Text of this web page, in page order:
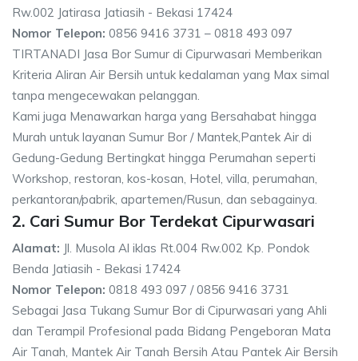
Rw.002 Jatirasa Jatiasih - Bekasi 17424
Nomor Telepon: 0856 9416 3731 – 0818 493 097
TIRTANADI Jasa Bor Sumur di Cipurwasari Memberikan
Kriteria Aliran Air Bersih untuk kedalaman yang Max simal
tanpa mengecewakan pelanggan.
Kami juga Menawarkan harga yang Bersahabat hingga
Murah untuk layanan Sumur Bor / Mantek,Pantek Air di
Gedung-Gedung Bertingkat hingga Perumahan seperti
Workshop, restoran, kos-kosan, Hotel, villa, perumahan,
perkantoran/pabrik, apartemen/Rusun, dan sebagainya.
2. Cari Sumur Bor Terdekat Cipurwasari
Alamat: Jl. Musola Al iklas Rt.004 Rw.002 Kp. Pondok
Benda Jatiasih - Bekasi 17424
Nomor Telepon: 0818 493 097 / 0856 9416 3731
Sebagai Jasa Tukang Sumur Bor di Cipurwasari yang Ahli
dan Terampil Profesional pada Bidang Pengeboran Mata
Air Tanah, Mantek Air Tanah Bersih Atau Pantek Air Bersih